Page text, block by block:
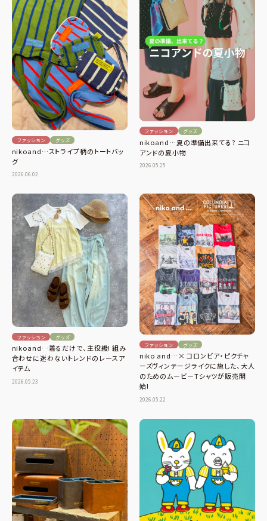
ファッション グッズ
nikoand…ストライプ柄のトートバッ
グ
2026.06.02
ファッション グッズ
nikoand…夏の準備出来てる? ニコ
アンドの夏小物
2026.05.25
ファッション グッズ
nikoand…着るだけで、主役級! 組み
合わせに迷わないトレンドのレースア
イテム
2026.05.23
ファッション グッズ
niko and…× コロンビア・ピクチャ
ーズヴィンテージライクに施した、大人
のためのムービーTシャツが販売開
始!
2026.05.22